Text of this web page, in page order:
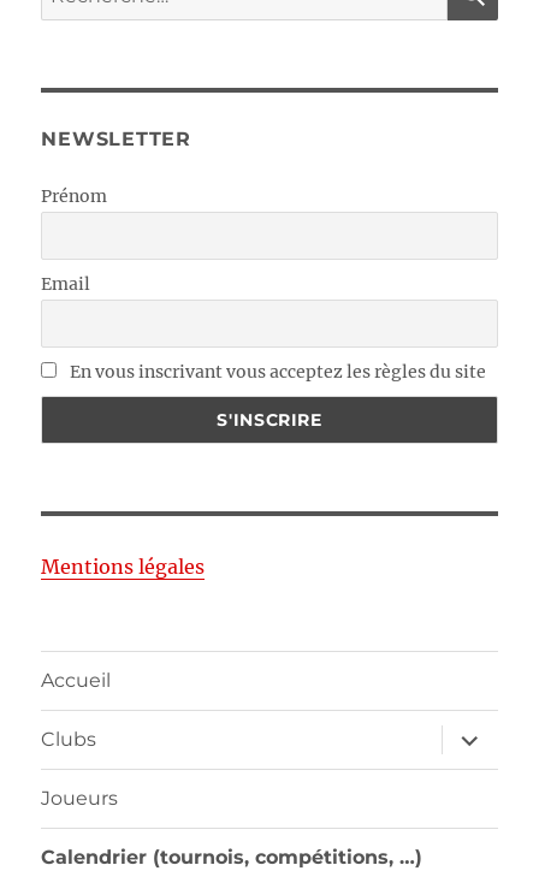
pour :
NEWSLETTER
Prénom
Email
En vous inscrivant vous acceptez les règles du site
Mentions légales
Accueil
Clubs
ouvrir
le
sous-
Joueurs
Calendrier (tournois, compétitions, …)